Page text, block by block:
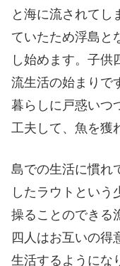
と海に流されてし
ていたため浮島と
し始めます。子供
流生活の始まりで
暮らしに戸惑いつ
工夫して、魚を獲
島での生活に慣れ
したラウトという
操ることのできる
四人はお互いの得
生活するようにな